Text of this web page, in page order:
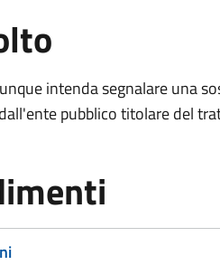
intenda segnalare una
pubblico titolare del